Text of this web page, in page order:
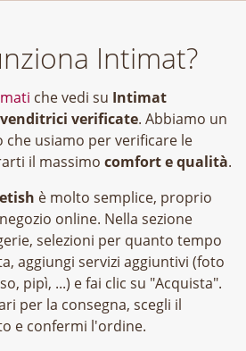
Intimat?
che vedi su Intimat
venditrici verificate. Abbiamo un
usiamo per verificare le
il massimo comfort e qualità.
è molto semplice, proprio
online. Nella sezione
selezioni per quanto tempo
aggiungi servizi aggiuntivi (foto
pipì, ...) e fai clic su "Acquista".
per la consegna, scegli il
e confermi l'ordine.